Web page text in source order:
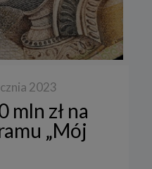
2023
mln zł na
„Mój